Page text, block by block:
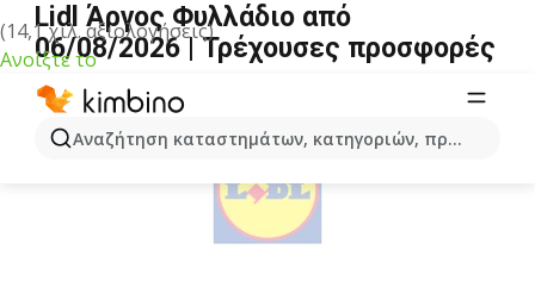
(14,1 χιλ. αξιολογήσεις)
Ανοίξτε το
Αναζήτηση καταστημάτων, κατηγοριών, προϊόντων...
Lidl Άργος Φυλλάδιο από
06/08/2026 | Τρέχουσες προσφορές